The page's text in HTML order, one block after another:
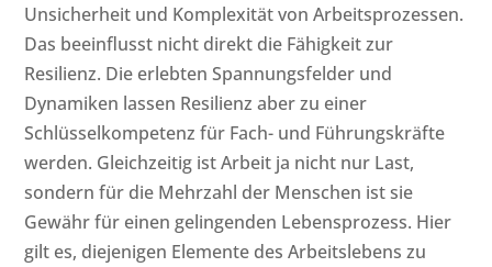
Unsicherheit und Komplexität von Arbeitsprozessen.
Das beeinflusst nicht direkt die Fähigkeit zur
Resilienz. Die erlebten Spannungsfelder und
Dynamiken lassen Resilienz aber zu einer
Schlüsselkompetenz für Fach- und Führungskräfte
werden. Gleichzeitig ist Arbeit ja nicht nur Last,
sondern für die Mehrzahl der Menschen ist sie
Gewähr für einen gelingenden Lebensprozess. Hier
gilt es, diejenigen Elemente des Arbeitslebens zu